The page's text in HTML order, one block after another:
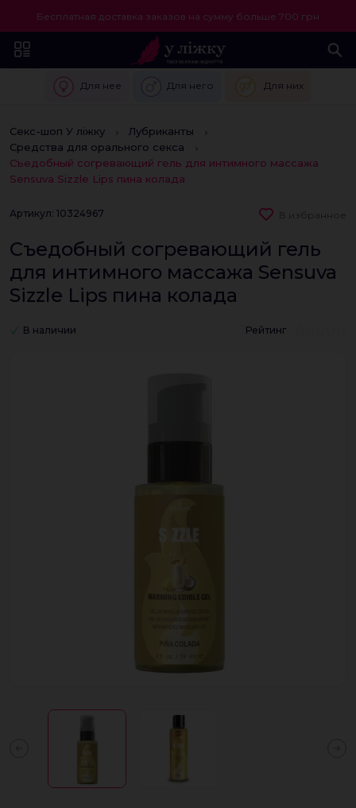
Бесплатная доставка заказов на сумму больше 700 грн
Для нее Для него Для них
Секс-шоп У ліжку
Лубриканты
Средства для орального секса
Съедобный согревающий гель для интимного массажа
Sensuva Sizzle Lips пина колада
Артикул: 10324967 В избранное
Съедобный согревающий гель
для интимного массажа Sensuva
Sizzle Lips пина колада
В наличии Рейтинг